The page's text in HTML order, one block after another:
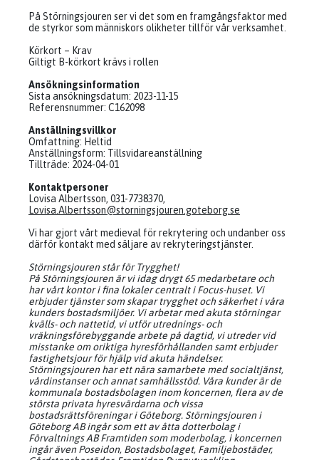
På Störningsjouren ser vi det som en framgångsfaktor med
de styrkor som människors olikheter tillför vår verksamhet.
Körkort – Krav
Giltigt B-körkort krävs i rollen
Ansökningsinformation
Sista ansökningsdatum: 2023-11-15
Referensnummer: C162098
Anställningsvillkor
Omfattning: Heltid
Anställningsform: Tillsvidareanställning
Tillträde: 2024-04-01
Kontaktpersoner
Lovisa Albertsson, 031-7738370,
Lovisa.Albertsson@storningsjouren.goteborg.se
Vi har gjort vårt medieval för rekrytering och undanber oss
därför kontakt med säljare av rekryteringstjänster.
Störningsjouren står för Trygghet!
På Störningsjouren är vi idag drygt 65 medarbetare och
har vårt kontor i fina lokaler centralt i Focus-huset. Vi
erbjuder tjänster som skapar trygghet och säkerhet i våra
kunders bostadsmiljöer. Vi arbetar med akuta störningar
kvälls- och nattetid, vi utför utrednings- och
vräkningsförebyggande arbete på dagtid, vi utreder vid
misstanke om oriktiga hyresförhållanden samt erbjuder
fastighetsjour för hjälp vid akuta händelser.
Störningsjouren har ett nära samarbete med socialtjänst,
vårdinstanser och annat samhällsstöd. Våra kunder är de
kommunala bostadsbolagen inom koncernen, flera av de
största privata hyresvärdarna och vissa
bostadsrättsföreningar i Göteborg. Störningsjouren i
Göteborg AB ingår som ett av åtta dotterbolag i
Förvaltnings AB Framtiden som moderbolag, i koncernen
ingår även Poseidon, Bostadsbolaget, Familjebostäder,